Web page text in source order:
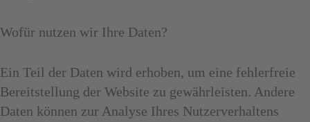
Wofür nutzen wir Ihre Daten?
Ein Teil der Daten wird erhoben, um eine fehlerfreie
Bereitstellung der Website zu gewährleisten. Andere
Daten können zur Analyse Ihres Nutzerverhaltens